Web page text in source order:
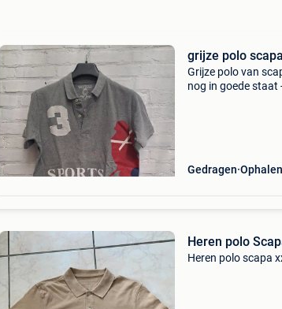
grijze polo
Grijze polo van
nog in goede staat
Gedragen
Heren polo
Heren polo scapa